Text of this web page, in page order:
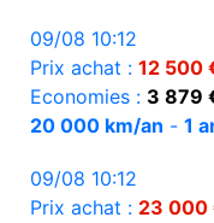
09/08 10:12
Prix achat : 12 500
Economies : 3 879
20 000 km/an - 1
09/08 10:12
Prix achat : 23 000